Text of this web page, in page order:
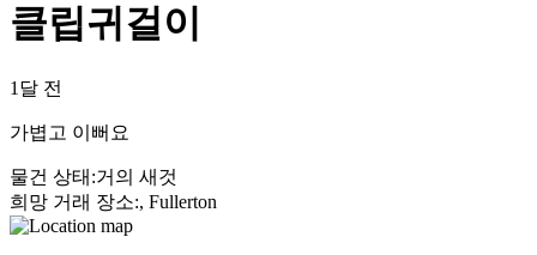
클립귀걸이
1달 전
가볍고 이뻐요
물건 상태 :거의 새것
희망 거래 장소:, Fullerton